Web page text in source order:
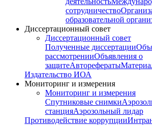
сотрудничество
образовательной
Диссертационный совет
Диссертационный совет
Полученные диссертации
рассмотренииОбъявления о
защитеАвторефераты
Издательство ИОА
Мониторинг и измерения
Мониторинг и измерения
Спутниковые снимки
станцияАэрозольный лидар
Противодействие коррупции